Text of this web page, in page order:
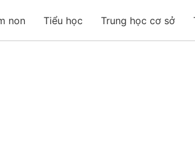
non Tiểu học Trung học cơ sở